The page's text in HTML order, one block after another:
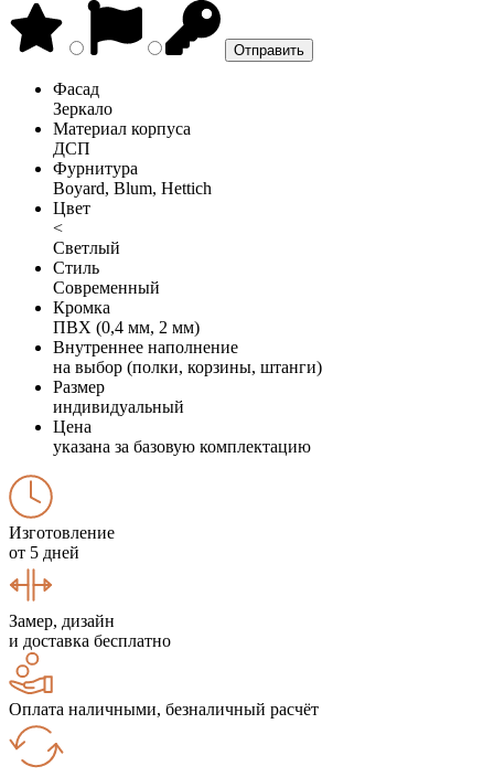
Фасад
Зеркало
Материал корпуса
ДСП
Фурнитура
Boyard, Blum, Hettich
Цвет
<
Светлый
Стиль
Современный
Кромка
ПВХ (0,4 мм, 2 мм)
Внутреннее наполнение
на выбор (полки, корзины, штанги)
Размер
индивидуальный
Цена
указана за базовую комплектацию
Изготовление
от 5 дней
Замер, дизайн
и доставка бесплатно
Оплата наличными, безналичный расчёт